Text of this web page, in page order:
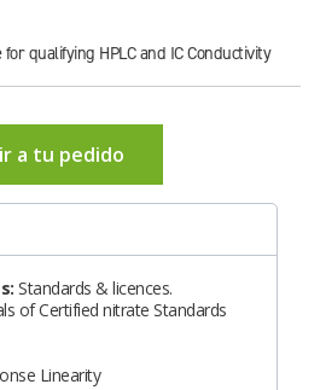
qualifying HPLC and IC Conductivity
a tu pedido
Standards & licences.
of Certified nitrate Standards
Linearity